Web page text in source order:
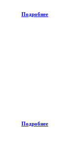
Подробнее
Подробнее